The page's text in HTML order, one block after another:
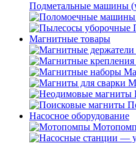
Подметальные машины
Магнитные товары
Насосное оборудование